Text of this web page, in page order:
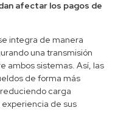
afectar los pagos de
integra de manera
una transmisión
ambos sistemas. Así, las
de forma más
carga
de sus